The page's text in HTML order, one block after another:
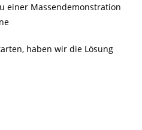
einer Massendemonstration
haben wir die Lösung